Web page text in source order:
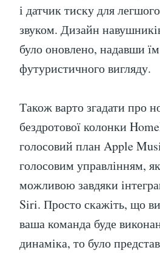
і датчик тиску для
звуком. Дизайн
було оновлено, надавши
футуристичного вигляду.
Також варто згадати про
бездротової колонки
голосовий план Apple
голосовим управлінням,
можливою завдяки
Siri. Просто скажіть, що ви
ваша команда буде
динаміка, то було